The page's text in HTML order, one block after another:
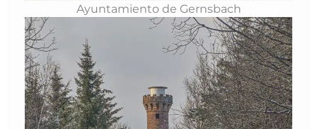
Ayuntamiento de Gernsbach